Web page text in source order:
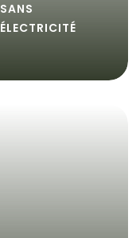
SANS
ÉLECTRICITÉ